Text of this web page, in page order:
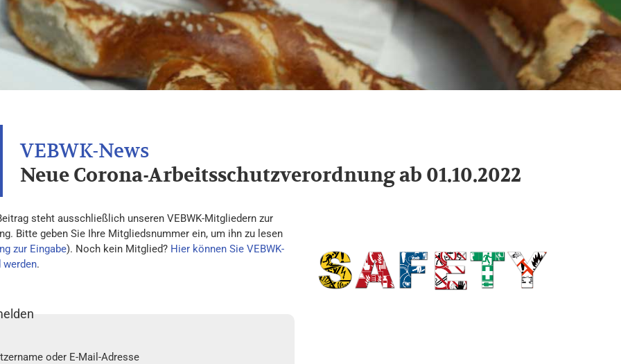
Neue Corona-Arbeitsschutzverordnung ab 01.10.2022
steht ausschließlich unseren VEBWK-Mitgliedern zur
Bitte geben Sie Ihre Mitgliedsnummer ein, um ihn zu lesen
zur Eingabe). Noch kein Mitglied? Hier können Sie VEBWK-
.
oder E-Mail-Adresse